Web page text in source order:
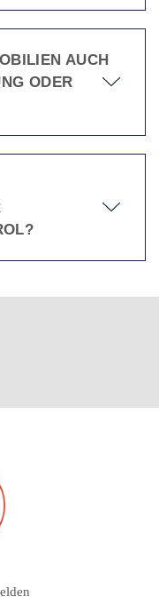
AUCH
ODER